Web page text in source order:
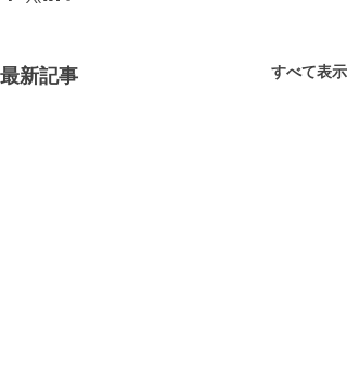
最新記事 すべて表示